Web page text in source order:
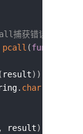
捕获错误
pcall (function
( result) )
. char
, result)